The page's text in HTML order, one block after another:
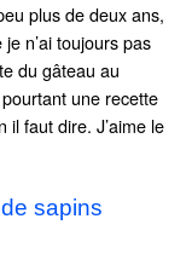
plus de deux ans,
n’ai toujours pas
du gâteau au
une recette
faut dire. J’aime le
sapins